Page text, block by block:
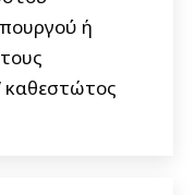
ή
καθεστώτος